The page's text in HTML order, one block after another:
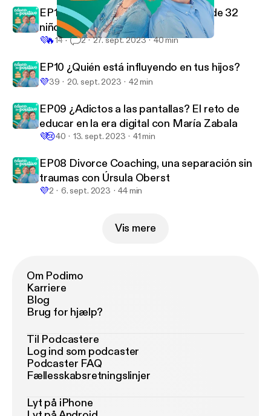
EP12 El papel de los abuelos en la crianza
EP11 María Galán, una joven madre de 32
niños en Uganda
💜🔥14 2 27. sept. 2023 40 min
EP10 ¿Quién está influyendo en tus hijos?
💜39 20. sept. 2023 42 min
EP09 ¿Adictos a las pantallas? El reto de
educar en la era digital con María Zabala
💜😢40 13. sept. 2023 41 min
EP08 Divorce Coaching, una separación sin
traumas con Úrsula Oberst
💜2 6. sept. 2023 44 min
Vis mere
Om Podimo
Karriere
Blog
Brug for hjælp?
Til Podcastere
Log ind som podcaster
Podcaster FAQ
Fællesskabsretningslinjer
Lyt på iPhone